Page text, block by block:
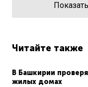
Читайте также
В Башкирии
жилых домах